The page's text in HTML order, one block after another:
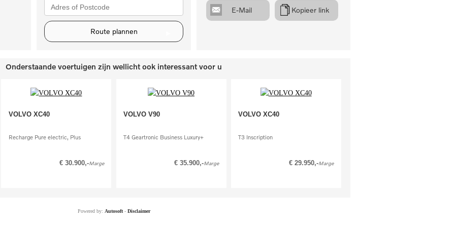
Achteruit rij camera
Bandenspanningscontrole
Boordcomputer
Cruise control
ESP
Start en Stop systeem
Spiegels
inklapbaar
Lederen stuur
Wielen
Lichtmetalen velgen 18 inch
Gewicht (leeg)
1525 kg
Aanhanger geremd
1600 kg
Actieradius Co
Verbruik stadsrit Verbruik buitenrit
Energielabel Wegenbelasting
Route plannen
E-Mail Kopieer link
Onderstaande voertuigen zijn wellicht ook interessant voor u
VOLVO XC40
Recharge Pure electric, Plus
€ 30.900,-Marge
VOLVO V90
T4 Geartronic Business Luxury+
€ 35.900,-Marge
VOLVO XC40
T3 Inscription
€ 29.950,-Marge
Powered by: Autosoft- Disclaimer